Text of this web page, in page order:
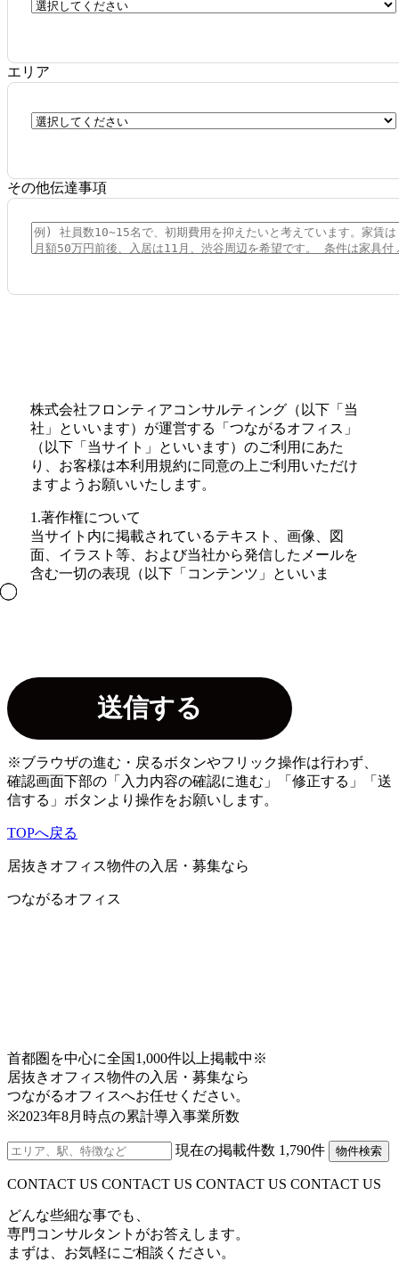
エリア
その他伝達事項
株式会社フロンティアコンサルティング（以下「当
社」といいます）が運営する「つながるオフィス」
（以下「当サイト」といいます）のご利用にあた
り、お客様は本利用規約に同意の上ご利用いただけ
ますようお願いいたします。
1.著作権について
当サイト内に掲載されているテキスト、画像、図
面、イラスト等、および当社から発信したメールを
含む一切の表現（以下「コンテンツ」といいま
2.リンクについて
当サイトへのリンクは、原則として自由ですが、当
サイトが公開する情報の信頼性が損なわれるおそれ
があるホームページからのリンク等、当社が不適当
と判断する場合にはリンクをお断りすることがござ
います。また、リンク元に対する第三者からの賠償
その他いかなる苦情、請求等について当社は一切の
責任を負いません。
3.免責事項について
かつ正確な情報を掲載するよう努めておりますが、
等について一切の責任を負うものではありません。
また、お客様からのEメールや資料請求等がインター
ネット上の不具合・事故等により当社に着信しなか
った場合、当社はそれに対する一切の責任を負いま
せん。
4.当サイトでご提供するサービスの内容について
当サイトでご提供するサービスの内容については、
をすることがあります。尚、当社は、情報の変更・
中止によって生じるいかなる損害についても責任を
負うものではありません。
※ブラウザの進む・戻るボタンやフリック操作は行わず、
確認画面下部の「入力内容の確認に進む」「修正する」「送
信する」ボタンより操作をお願いします。
TOPへ戻る
居抜きオフィス物件の入居・募集なら
つながるオフィス
首都圏を中心に全国1,000件以上掲載中※
居抜きオフィス物件の入居・募集なら
つながるオフィスへお任せください。
※2023年8月時点の累計導入事業所数
現在の掲載件数 1,790件 物件検索
CONTACT US CONTACT US CONTACT US CONTACT US
どんな些細な事でも、
専門コンサルタントがお答えします。
まずは、お気軽にご相談ください。